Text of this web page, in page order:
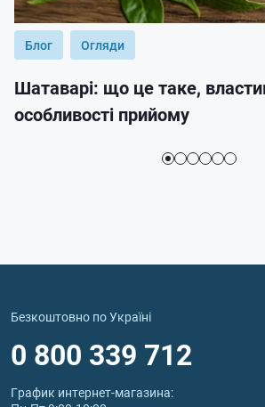
Блог Огляди
Шатаварі: що це таке,
особливості прийому
Безкоштовно по Україні
0 800 339 712
График интернет‑магазина: